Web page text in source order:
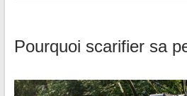
Pourquoi scarifier sa